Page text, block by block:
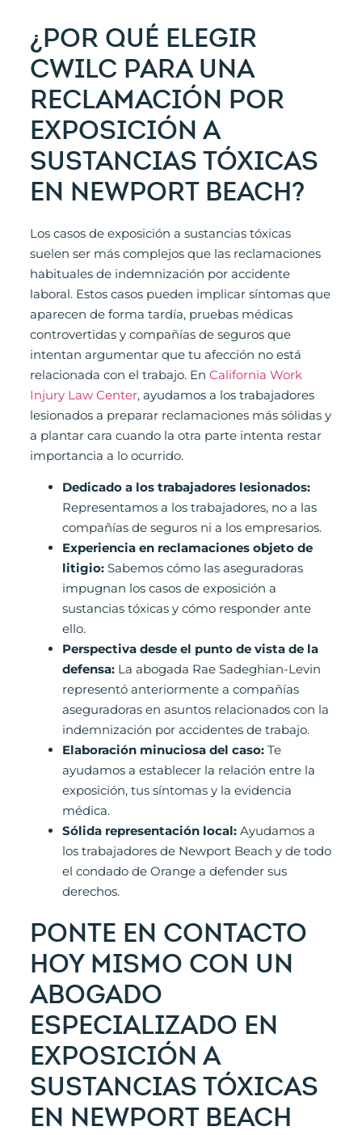
¿POR QUÉ ELEGIR
CWILC PARA UNA
RECLAMACIÓN POR
EXPOSICIÓN A
SUSTANCIAS TÓXICAS
EN NEWPORT BEACH?
Los casos de exposición a sustancias tóxicas
suelen ser más complejos que las reclamaciones
habituales de indemnización por accidente
laboral. Estos casos pueden implicar síntomas que
aparecen de forma tardía, pruebas médicas
controvertidas y compañías de seguros que
intentan argumentar que tu afección no está
relacionada con el trabajo. En California Work
Injury Law Center, ayudamos a los trabajadores
lesionados a preparar reclamaciones más sólidas y
a plantar cara cuando la otra parte intenta restar
importancia a lo ocurrido.
Dedicado a los trabajadores lesionados:
Representamos a los trabajadores, no a las
compañías de seguros ni a los empresarios.
Experiencia en reclamaciones objeto de
litigio: Sabemos cómo las aseguradoras
impugnan los casos de exposición a
sustancias tóxicas y cómo responder ante
ello.
Perspectiva desde el punto de vista de la
defensa: La abogada Rae Sadeghian-Levin
representó anteriormente a compañías
aseguradoras en asuntos relacionados con la
indemnización por accidentes de trabajo.
Elaboración minuciosa del caso:Te
ayudamos a establecer la relación entre la
exposición, tus síntomas y la evidencia
médica.
Sólida representación local: Ayudamos a
los trabajadores de Newport Beach y de todo
el condado de Orange a defender sus
derechos.
PONTE EN CONTACTO
HOY MISMO CON UN
ABOGADO
ESPECIALIZADO EN
EXPOSICIÓN A
SUSTANCIAS TÓXICAS
EN NEWPORT BEACH